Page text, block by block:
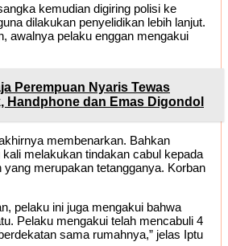
kemudian digiring polisi ke
dilakukan penyelidikan lebih lanjut.
awalnya pelaku enggan mengakui
Perempuan Nyaris Tewas
Handphone dan Emas Digondol
membenarkan. Bahkan
melakukan tindakan cabul kepada
merupakan tetangganya. Korban
pelaku ini juga mengakui bahwa
Pelaku mengakui telah mencabuli 4
sama rumahnya,” jelas Iptu